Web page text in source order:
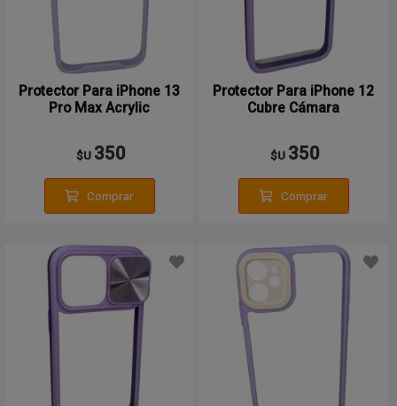
Protector Para iPhone 13
Pro Max Acrylic
$U 350
Comprar
Protector Para iPhone 12
Cubre Cámara
$U 350
Comprar